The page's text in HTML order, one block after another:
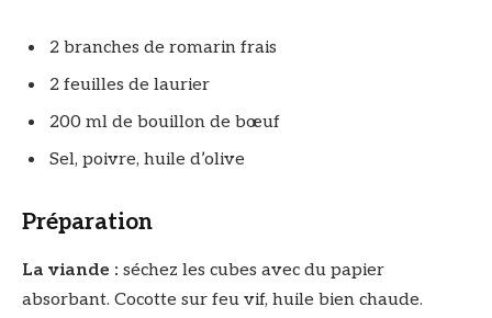
2 branches de romarin frais
2 feuilles de laurier
200 ml de bouillon de bœuf
Sel, poivre, huile d’olive
Préparation
La viande : séchez les cubes avec du papier
absorbant. Cocotte sur feu vif, huile bien chaude.